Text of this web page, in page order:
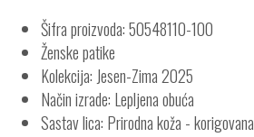
Šifra proizvoda: 50548110-100
Ženske patike
Kolekcija: Jesen-Zima 2025
Način izrade: Lepljena obuća
Sastav lica: Prirodna koža - korigovana